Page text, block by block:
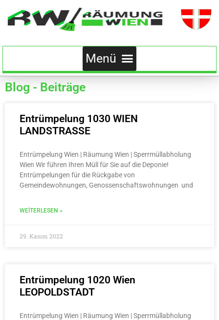
Blog - Beiträge
Entrümpelung 1030 WIEN
LANDSTRASSE
Entrümpelung Wien | Räumung Wien | Sperrmüllabholung
Wien Wir führen Ihren Müll für Sie auf die Deponie!
Entrümpelungen für die Rückgabe von
Gemeindewohnungen, Genossenschaftswohnungen und
WEITERLESEN »
29. Kasım 2022
Entrümpelung 1020 Wien
LEOPOLDSTADT
Entrümpelung Wien | Räumung Wien | Sperrmüllabholung